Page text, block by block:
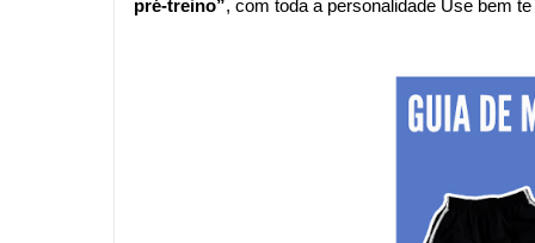
pré-treino”, com toda a personalidade Use bem te